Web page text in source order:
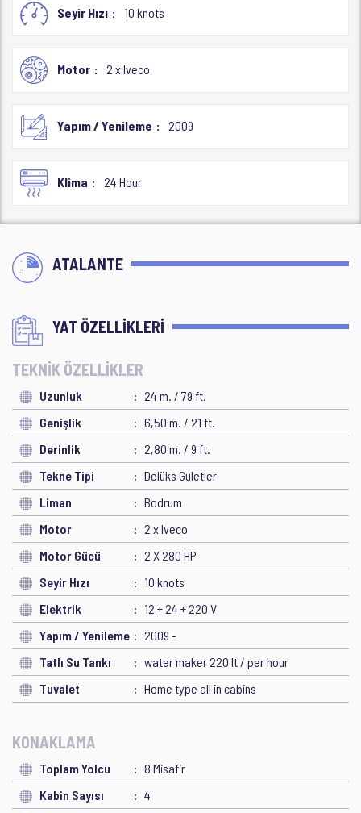
Seyir Hızı 10 knots
Motor 2 x Iveco
Yapım / Yenileme 2009
Klima 24 Hour
ATALANTE
YAT ÖZELLİKLERİ
TEKNİK ÖZELLİKLER
Uzunluk
24 m. / 79 ft.
Genişlik
6,50 m. / 21 ft.
Derinlik
2,80 m. / 9 ft.
Tekne Tipi
Delüks Guletler
Liman
Bodrum
Motor
2 x Iveco
Motor Gücü
2 X 280 HP
Seyir Hızı
10 knots
Elektrik
12 + 24 + 220 V
Yapım / Yenileme
2009 -
Tatlı Su Tankı
water maker 220 lt / per hour
Tuvalet
Home type all in cabins
KONAKLAMA
Toplam Yolcu
8 Misafir
Kabin Sayısı
4